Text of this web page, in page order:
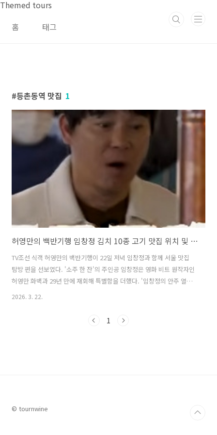
본문 바로가기
Themed tours
홈
태그
등촌동역 맛집 1
허영만의 백반기행 임창정 김치 10종 고기 맛집 위치 및 방문팁
TV조선 식객 허영만의 백반기행이 22일 저녁 임창정과 함께 서울 맛집
탐방 편을 선보였다. '소주 한 잔'의 주인공 임창정은 영화 비트 원작자인
허영만 화백과 29년 만에 재회해 특별함을 더했다. '임창정의 안주 열
전'을 테마로 진행된 이날 방송에서는 닭곰탕 노포, 김치 10종 고깃집, 복
다. 이번 글에서는 이날 허영만의 백반기행 '임창정의 안주 열전' 편에서
2026. 3. 22.
1
© tournwine